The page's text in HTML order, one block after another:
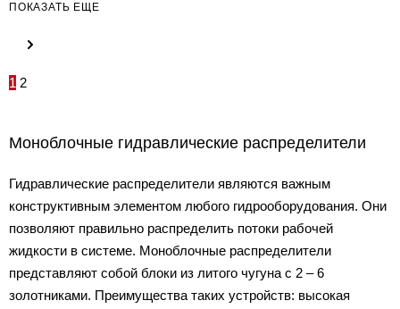
ПОКАЗАТЬ ЕЩЕ
1 2
Моноблочные гидравлические распределители
Гидравлические распределители являются важным
конструктивным элементом любого гидрооборудования. Они
позволяют правильно распределить потоки рабочей
жидкости в системе. Моноблочные распределители
представляют собой блоки из литого чугуна с 2 – 6
золотниками. Преимущества таких устройств: высокая